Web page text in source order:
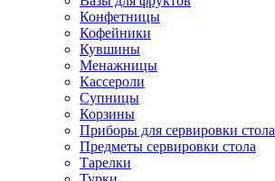
Конфетницы
Кофейники
Кувшины
Менажницы
Кассероли
Супницы
Корзины
Приборы для сервировки стола
Предметы сервировки стола
Тарелки